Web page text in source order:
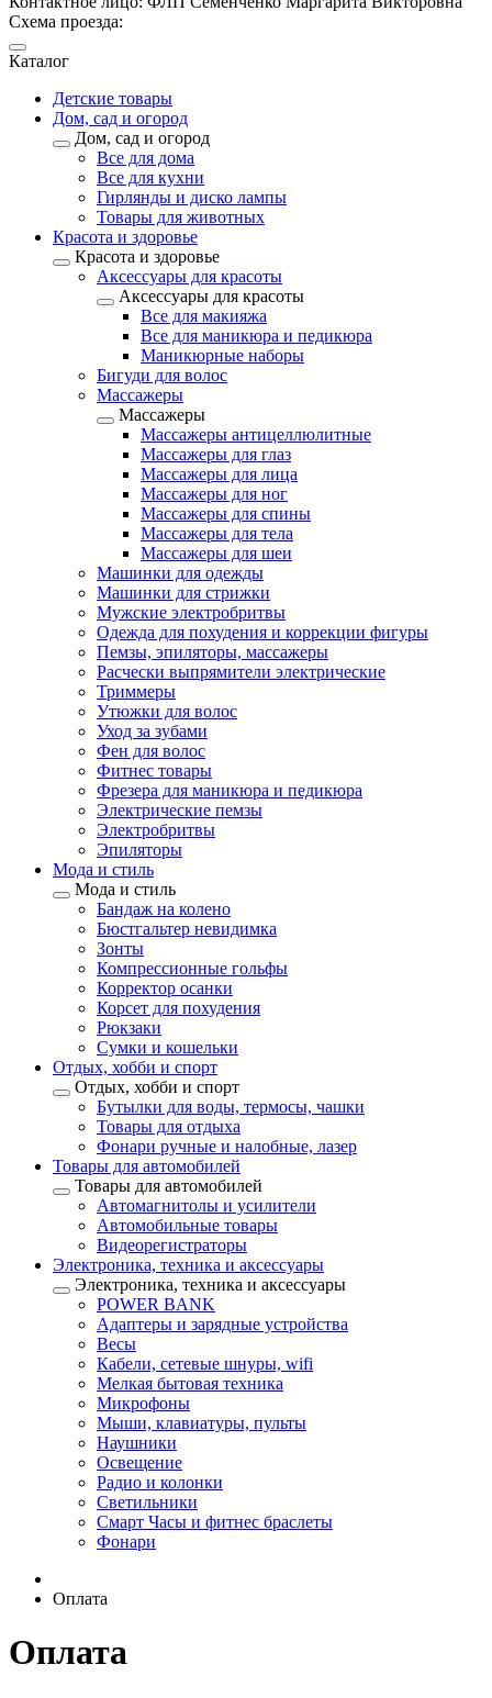
Схема проезда:
Каталог
Детские товары
Дом, сад и огород
Дом, сад и огород
Все для дома
Все для кухни
Гирлянды и диско лампы
Товары для животных
Красота и здоровье
Красота и здоровье
Аксессуары для красоты
Аксессуары для красоты
Все для макияжа
Все для маникюра и педикюра
Маникюрные наборы
Бигуди для волос
Массажеры
Массажеры
Массажеры антицеллюлитные
Массажеры для глаз
Массажеры для лица
Массажеры для ног
Массажеры для спины
Массажеры для тела
Массажеры для шеи
Машинки для одежды
Машинки для стрижки
Мужские электробритвы
Одежда для похудения и коррекции фигуры
Пемзы, эпиляторы, массажеры
Расчески выпрямители электрические
Триммеры
Утюжки для волос
Уход за зубами
Фен для волос
Фитнес товары
Фрезера для маникюра и педикюра
Электрические пемзы
Электробритвы
Эпиляторы
Мода и стиль
Мода и стиль
Бандаж на колено
Бюстгальтер невидимка
Зонты
Компрессионные гольфы
Корректор осанки
Корсет для похудения
Рюкзаки
Сумки и кошельки
Отдых, хобби и спорт
Отдых, хобби и спорт
Бутылки для воды, термосы, чашки
Товары для отдыха
Фонари ручные и налобные, лазер
Товары для автомобилей
Товары для автомобилей
Автомагнитолы и усилители
Автомобильные товары
Видеорегистраторы
Электроника, техника и аксессуары
Электроника, техника и аксессуары
POWER BANK
Адаптеры и зарядные устройства
Весы
Кабели, сетевые шнуры, wifi
Мелкая бытовая техника
Микрофоны
Мыши, клавиатуры, пульты
Наушники
Освещение
Радио и колонки
Светильники
Смарт Часы и фитнес браслеты
Фонари
Оплата
Оплата